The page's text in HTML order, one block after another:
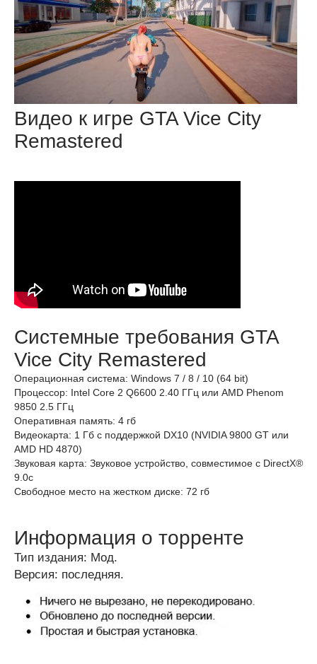
Видео к игре GTA Vice City
Remastered
Системные требования GTA
Vice City Remastered
Операционная система: Windows 7 / 8 / 10 (64 bit)
Процессор: Intel Core 2 Q6600 2.40 ГГц или AMD Phenom
9850 2.5 ГГц
Оперативная память: 4 гб
Видеокарта: 1 Гб с поддержкой DX10 (NVIDIA 9800 GT или
AMD HD 4870)
Звуковая карта: Звуковое устройство, совместимое с DirectX®
9.0с
Свободное место на жестком диске: 72 гб
Информация о торренте
Тип издания: Мод.
Версия: последняя.